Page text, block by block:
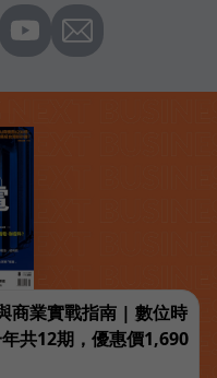
商業實戰指南 | 數位時
共12期，優惠價1,690